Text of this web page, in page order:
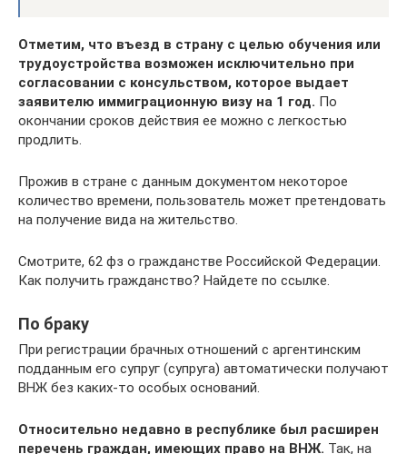
Отметим, что въезд в страну с целью обучения или
трудоустройства возможен исключительно при
согласовании с консульством, которое выдает
заявителю иммиграционную визу на 1 год. По
окончании сроков действия ее можно с легкостью
продлить.
Прожив в стране с данным документом некоторое
количество времени, пользователь может претендовать
на получение вида на жительство.
Смотрите, 62 фз о гражданстве Российской Федерации.
Как получить гражданство? Найдете по ссылке.
По браку
При регистрации брачных отношений с аргентинским
подданным его супруг (супруга) автоматически получают
ВНЖ без каких-то особых оснований.
Относительно недавно в республике был расширен
перечень граждан, имеющих право на ВНЖ. Так, на